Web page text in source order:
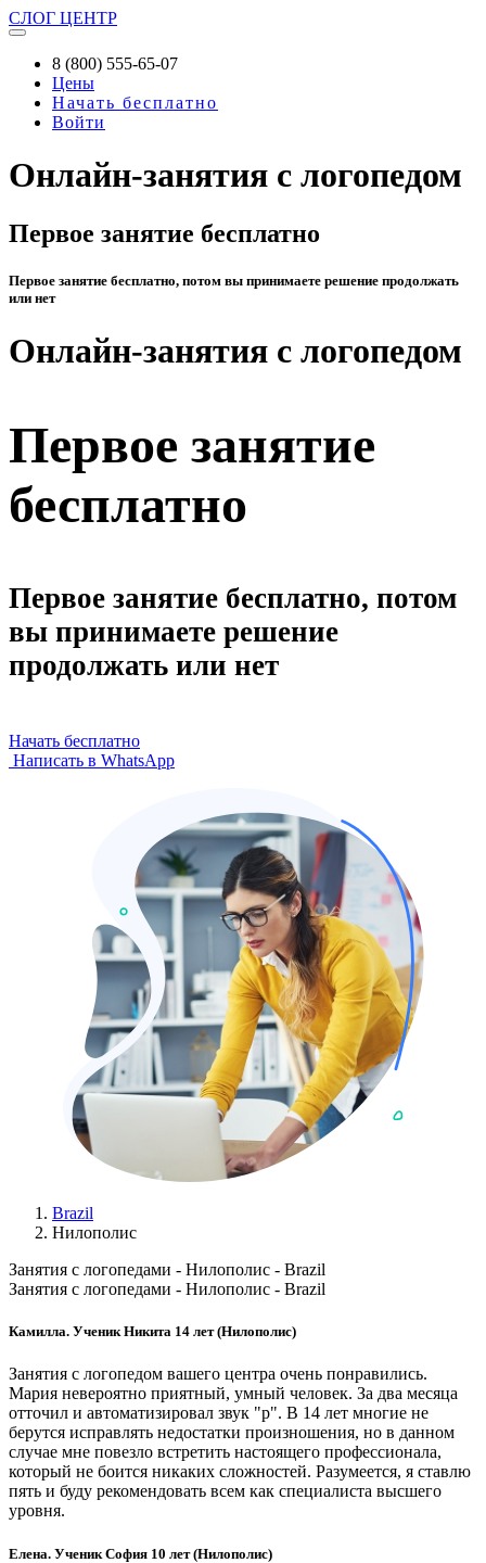
СЛОГ ЦЕНТР
8 (800) 555-65-07
Цены
Начать бесплатно
Войти
Онлайн-занятия с логопедом
Первое занятие бесплатно
Первое занятие бесплатно, потом вы принимаете решение продолжать
или нет
Онлайн-занятия с логопедом
Первое занятие
бесплатно
Первое занятие бесплатно, потом
вы принимаете решение
продолжать или нет
Начать бесплатно
Написать в WhatsApp
Brazil
Нилополис
Занятия с логопедами - Нилополис - Brazil
Занятия с логопедами - Нилополис - Brazil
Камилла. Ученик Никита 14 лет (Нилополис)
Занятия с логопедом вашего центра очень понравились.
Мария невероятно приятный, умный человек. За два месяца
отточил и автоматизировал звук "р". В 14 лет многие не
берутся исправлять недостатки произношения, но в данном
случае мне повезло встретить настоящего профессионала,
который не боится никаких сложностей. Разумеется, я ставлю
пять и буду рекомендовать всем как специалиста высшего
уровня.
Елена. Ученик София 10 лет (Нилополис)